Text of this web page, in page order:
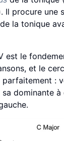
Il procure une
la tonique
est le
et le
parfaitement :
dominante